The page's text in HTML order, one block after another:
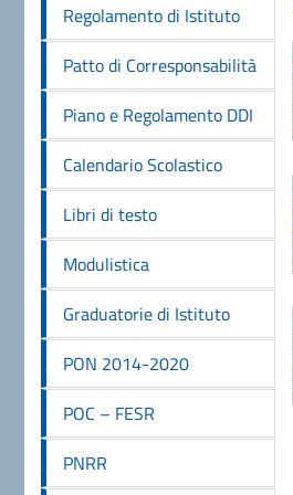
Regolamento di Istituto
Patto di Corresponsabilità
Piano e Regolamento DDI
Calendario Scolastico
Libri di testo
Modulistica
Graduatorie di Istituto
PON 2014-2020
POC – FESR
PNRR